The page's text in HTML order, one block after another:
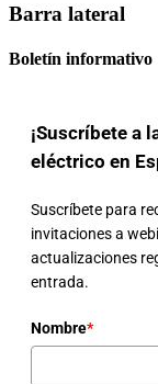
Barra lateral
Boletín informativo
¡Suscríbete a
eléctrico en
Suscríbete para
invitaciones a
actualizaciones
entrada.
Nombre*